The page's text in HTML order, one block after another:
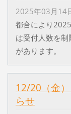
2025年03月14
都合により
は受付人数を
があります。
12/20（金
らせ